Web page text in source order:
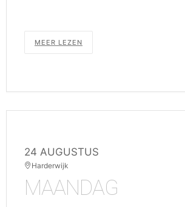
MEER LEZEN
24 AUGUSTUS
Harderwijk
MAANDAG